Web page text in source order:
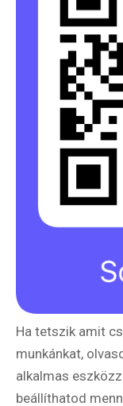
Ha tetszik amit
munkánkat,
alkalmas
beállíthatod